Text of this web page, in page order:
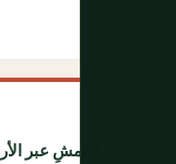
لا تمشِ عبر